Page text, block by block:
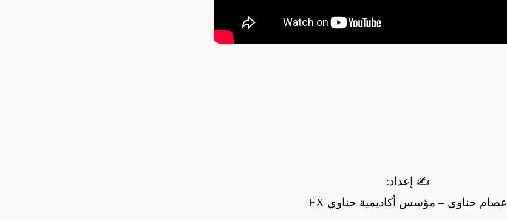
✍️ إعداد:
عصام حناوي – مؤسس أكاديمية حناوي FX